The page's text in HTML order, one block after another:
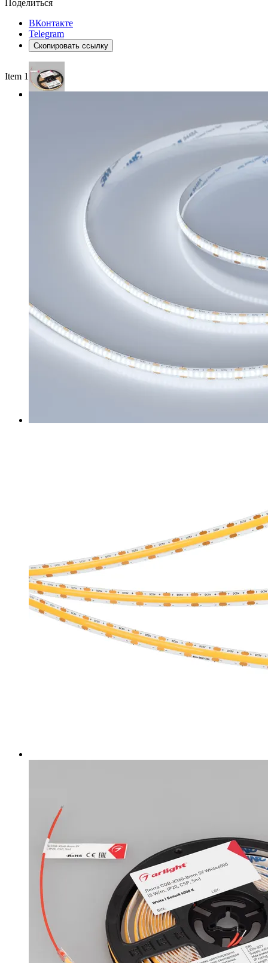
Поделиться
ВКонтакте
Telegram
Скопировать ссылку
Item 1 of 3